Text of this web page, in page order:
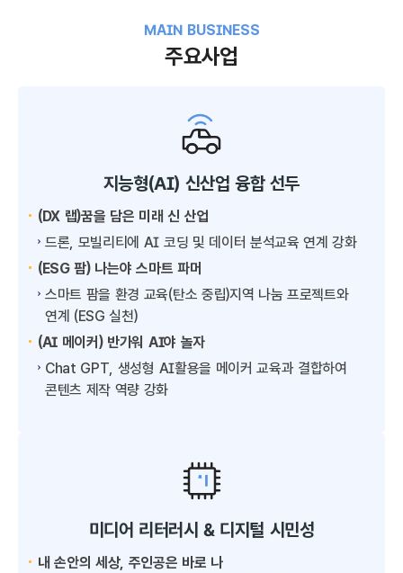
MAIN BUSINESS
주요사업
지능형(AI) 신산업 융합 선두
(DX 랩)꿈을 담은 미래 신 산업
드론, 모빌리티에 AI 코딩 및 데이터 분석교육 연계 강화
(ESG 팜) 나는야 스마트 파머
스마트 팜을 환경 교육(탄소 중립)지역 나눔 프로젝트와
연계 (ESG 실천)
(AI 메이커) 반가워 AI야 놀자
Chat GPT, 생성형 AI활용을 메이커 교육과 결합하여
콘텐츠 제작 역량 강화
미디어 리터러시 & 디지털 시민성
내 손안의 세상, 주인공은 바로 나